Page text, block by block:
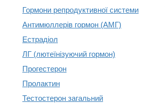
Гормони репродуктивної системи
Антимюллерів гормон (АМГ)
Естрадіол
ЛГ (лютеїнізуючий гормон)
Прогестерон
Пролактин
Тестостерон загальний